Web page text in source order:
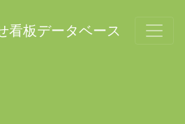
看板データベース